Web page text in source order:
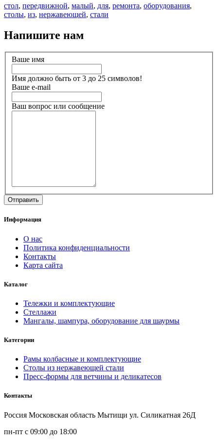
стол, передвижной, малый, для, ремонта, оборудования,
столы, из, нержавеющей, стали
Напишите нам
Ваше имя
Имя должно быть от 3 до 25 символов!
Ваше e-mail
Ваш вопрос или сообщение
Информация
О нас
Политика конфиденциальности
Контакты
Карта сайта
Каталог
Тележки и комплектующие
Стеллажи
Мангалы, шампура, оборудование для шаурмы
Категории
Рамы колбасные и комплектующие
Столы из нержавеющей стали
Пресс-формы для ветчины и деликатесов
Контакты
Россия Московская область Мытищи ул. Силикатная 26Д
пн-пт с 09:00 до 18:00